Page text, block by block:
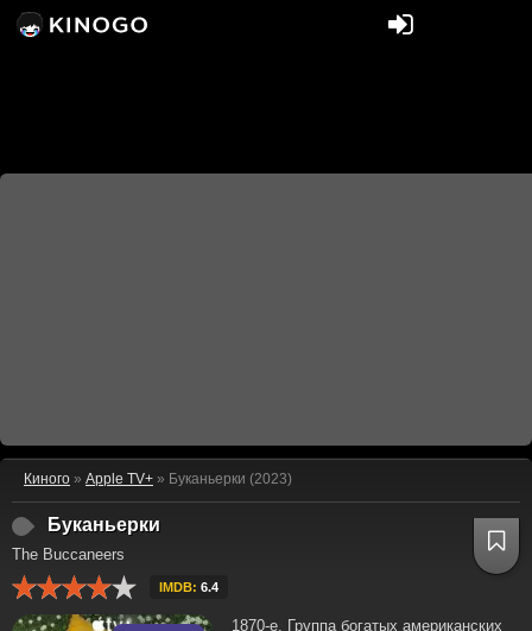
Киного » Apple TV+ » Буканьерки (2023)
Буканьерки
The Buccaneers
IMDB: 6.4
1870-е. Группа богатых американских